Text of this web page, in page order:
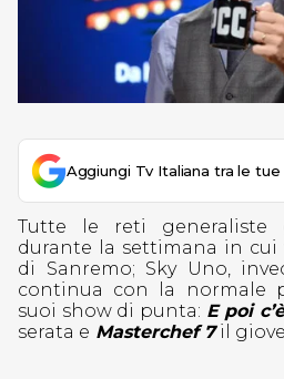
Aggiungi Tv Italiana tra le
Tutte le reti generaliste
durante la settimana in cui
di Sanremo; Sky Uno,
continua con la normale
suoi show di punta: E poi
serata e Masterchef 7il